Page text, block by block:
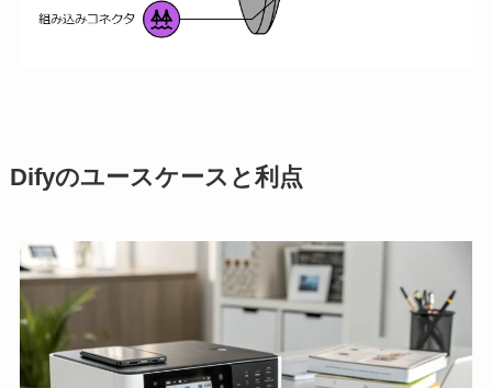
Difyのユースケースと利点